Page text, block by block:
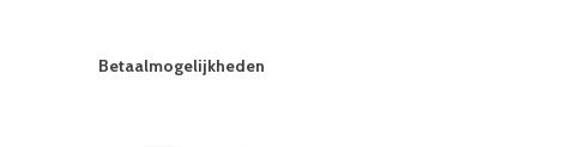
Betaalmogelijkheden